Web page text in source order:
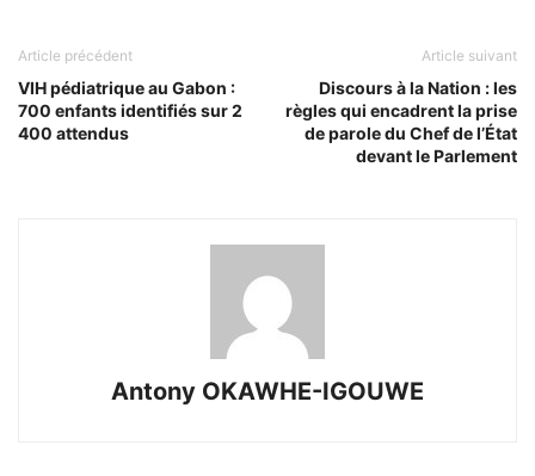
Article précédent
VIH pédiatrique au Gabon :
700 enfants identifiés sur 2
400 attendus
Article suivant
Discours à la Nation : les
règles qui encadrent la prise
de parole du Chef de l’État
devant le Parlement
Antony OKAWHE-IGOUWE